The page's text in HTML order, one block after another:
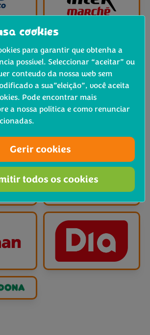
cookies
para garantir que obtenha a
possível. Seleccionar “aceitar” ou
conteudo da nossa web sem
a sua”eleição”, você aceita
Pode encontrar mais
a nossa política e como renunciar
Gerir cookies
todos os cookies